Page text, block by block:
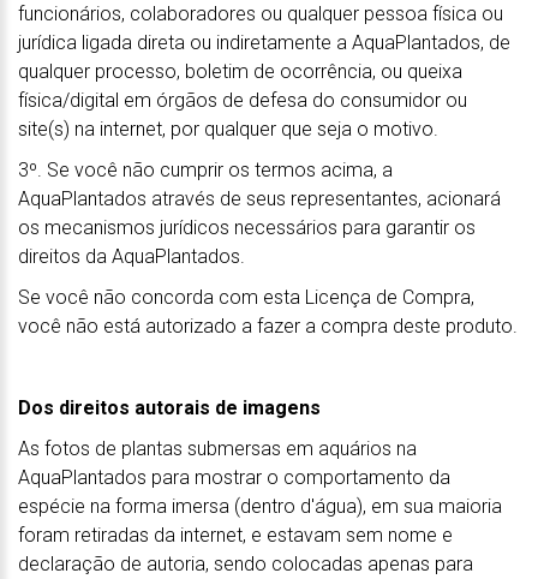
funcionários, colaboradores ou qualquer pessoa física ou
jurídica ligada direta ou indiretamente a AquaPlantados, de
qualquer processo, boletim de ocorrência, ou queixa
física/digital em órgãos de defesa do consumidor ou
site(s) na internet, por qualquer que seja o motivo.
3º. Se você não cumprir os termos acima, a
AquaPlantados através de seus representantes, acionará
os mecanismos jurídicos necessários para garantir os
direitos da AquaPlantados.
Se você não concorda com esta Licença de Compra,
você não está autorizado a fazer a compra deste produto.
Dos direitos autorais de imagens
As fotos de plantas submersas em aquários na
AquaPlantados para mostrar o comportamento da
espécie na forma imersa (dentro d'água), em sua maioria
foram retiradas da internet, e estavam sem nome e
declaração de autoria, sendo colocadas apenas para